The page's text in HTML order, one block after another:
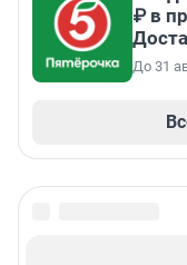
₽ в
До 31